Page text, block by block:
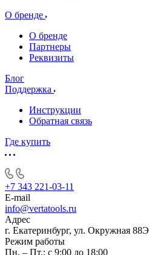
О бренде
О бренде
Партнеры
Реквизиты
Блог
Поддержка
Инструкции
Обратная связь
Где купить
+7 343 221-03-11
E-mail
info@vertatools.ru
Адрес
г. Екатеринбург, ул. Окружная 88Э
Режим работы
Пн. – Пт.: с 9:00 до 18:00